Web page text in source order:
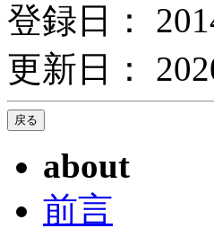
登録日：
更新日：
about
前言